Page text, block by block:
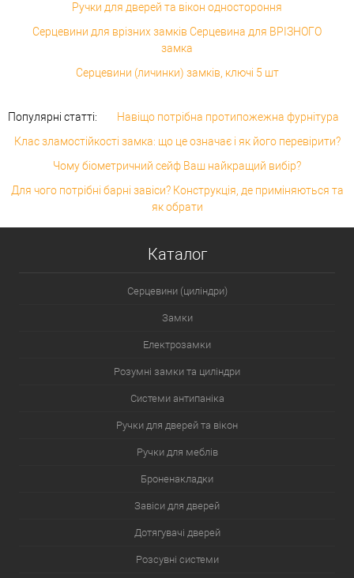
Ручки для дверей та вікон одностороння
Серцевини для врізних замків Серцевина для ВРІЗНОГО
замка
Серцевини (личинки) замків, ключі 5 шт
Популярні статті:
Навіщо потрібна протипожежна фурнітура
Клас зламостійкості замка: що це означає і як його перевірити?
Чому біометричний сейф Ваш найкращий вибір?
Для чого потрібні барні завіси? Конструкція, де приміняються та
як обрати
Каталог
Серцевини (циліндри)
Замки
Електрозамки
Розумні замки та циліндри
Системи антипаніка
Ручки для дверей та вікон
Ручки для меблів
Броненакладки
Завіси для дверей
Дотягувачі дверей
Розсувні системи